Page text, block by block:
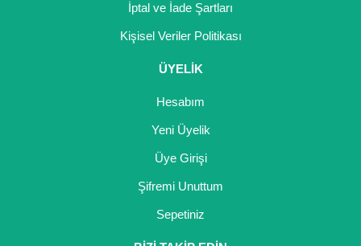
İptal ve İade Şartları
Kişisel Veriler Politikası
ÜYELİK
Hesabım
Yeni Üyelik
Üye Girişi
Şifremi Unuttum
Sepetiniz